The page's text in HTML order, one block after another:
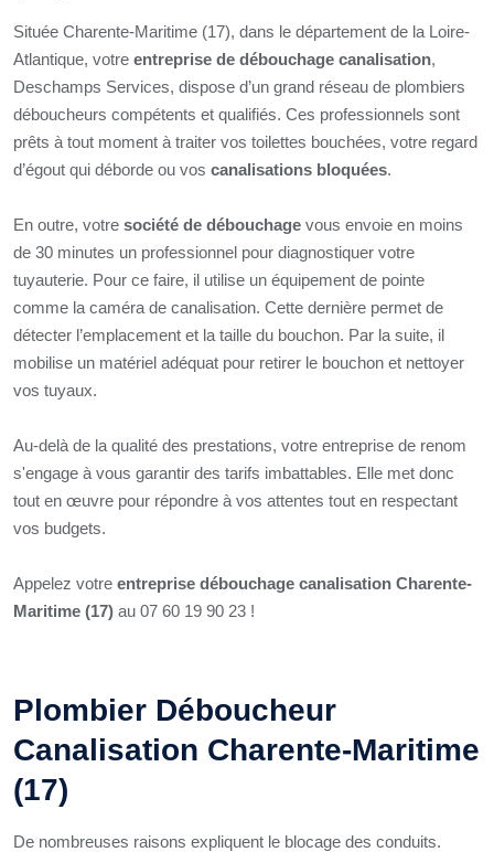
Située Charente-Maritime (17), dans le département de la Loire-
Atlantique, votre entreprise de débouchage canalisation,
Deschamps Services, dispose d’un grand réseau de plombiers
déboucheurs compétents et qualifiés. Ces professionnels sont
prêts à tout moment à traiter vos toilettes bouchées, votre regard
d’égout qui déborde ou vos canalisations bloquées.
En outre, votre société de débouchage vous envoie en moins
de 30 minutes un professionnel pour diagnostiquer votre
tuyauterie. Pour ce faire, il utilise un équipement de pointe
comme la caméra de canalisation. Cette dernière permet de
détecter l’emplacement et la taille du bouchon. Par la suite, il
mobilise un matériel adéquat pour retirer le bouchon et nettoyer
vos tuyaux.
Au-delà de la qualité des prestations, votre entreprise de renom
s'engage à vous garantir des tarifs imbattables. Elle met donc
tout en œuvre pour répondre à vos attentes tout en respectant
vos budgets.
Appelez votre entreprise débouchage canalisation Charente-
Maritime (17) au 07 60 19 90 23 !
Plombier Déboucheur
Canalisation Charente-Maritime
(17)
De nombreuses raisons expliquent le blocage des conduits.